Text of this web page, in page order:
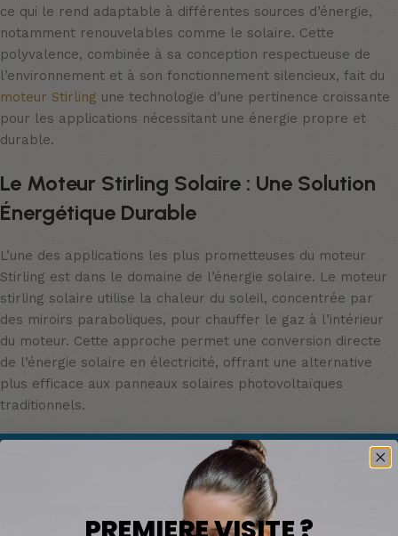
ce qui le rend adaptable à différentes sources d’énergie,
notamment renouvelables comme le solaire. Cette
polyvalence, combinée à sa conception respectueuse de
l’environnement et à son fonctionnement silencieux, fait du
moteur Stirling une technologie d’une pertinence croissante
pour les applications nécessitant une énergie propre et
durable.
Le Moteur Stirling Solaire : Une Solution
Énergétique Durable
L’une des applications les plus prometteuses du moteur
Stirling est dans le domaine de l’énergie solaire. Le moteur
stirling solaire utilise la chaleur du soleil, concentrée par
des miroirs paraboliques, pour chauffer le gaz à l’intérieur
du moteur. Cette approche permet une conversion directe
de l’énergie solaire en électricité, offrant une alternative
plus efficace aux panneaux solaires photovoltaïques
traditionnels.
PREMIERE VISITE ?